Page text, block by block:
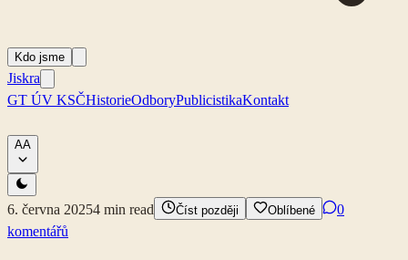
Kdo jsme
Jiskra
GT ÚV KSČHistorieOdboryPublicistikaKontakt
AA
6. června 20254 min read Číst později Oblíbené
0
komentářů